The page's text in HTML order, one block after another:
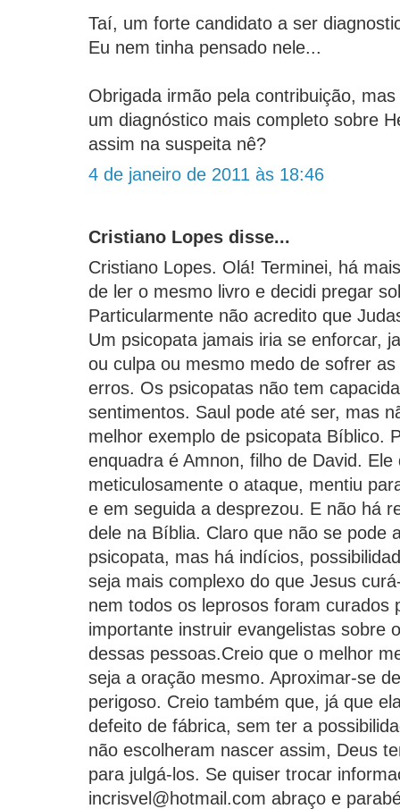
Taí, um forte candidato a ser
Eu nem tinha pensado nele...
Obrigada irmão pela contribuição,
um diagnóstico mais completo sobre
assim na suspeita nê?
4 de janeiro de 2011 às 18:46
Cristiano Lopes disse...
Cristiano Lopes. Olá! Terminei, há
de ler o mesmo livro e decidi pregar
Particularmente não acredito que
Um psicopata jamais iria se enforcar,
ou culpa ou mesmo medo de sofrer
erros. Os psicopatas não tem
sentimentos. Saul pode até ser, mas
melhor exemplo de psicopata Bíblico.
enquadra é Amnon, filho de David.
meticulosamente o ataque, mentiu
e em seguida a desprezou. E não há
dele na Bíblia. Claro que não se pode
psicopata, mas há indícios,
seja mais complexo do que Jesus
nem todos os leprosos foram curados
importante instruir evangelistas sobre
dessas pessoas.Creio que o melhor
seja a oração mesmo. Aproximar-se
perigoso. Creio também que, já que
defeito de fábrica, sem ter a
não escolheram nascer assim, Deus
para julgá-los. Se quiser trocar
incrisvel@hotmail.com abraço e